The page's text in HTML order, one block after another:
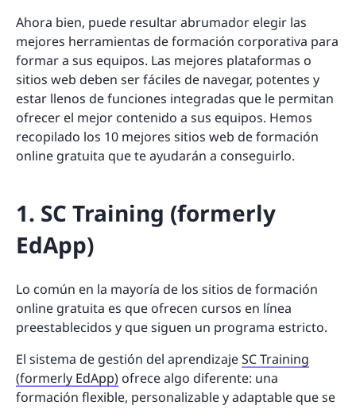
Ahora bien, puede resultar abrumador elegir las
mejores herramientas de formación corporativa para
formar a sus equipos. Las mejores plataformas o
sitios web deben ser fáciles de navegar, potentes y
estar llenos de funciones integradas que le permitan
ofrecer el mejor contenido a sus equipos. Hemos
recopilado los 10 mejores sitios web de formación
online gratuita que te ayudarán a conseguirlo.
1. SC Training (formerly
EdApp)
Lo común en la mayoría de los sitios de formación
online gratuita es que ofrecen cursos en línea
preestablecidos y que siguen un programa estricto.
El sistema de gestión del aprendizajeSC Training
(formerly EdApp)ofrece algo diferente: una
formación flexible, personalizable y adaptable que se